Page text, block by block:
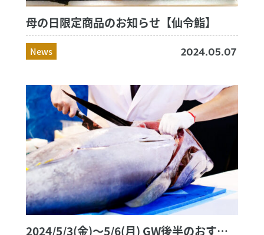
母の日限定商品のお知らせ【仙令鮨】
News 2024.05.07
2024/5/3(金)～5/6(月) GW後半のおすすめ商品